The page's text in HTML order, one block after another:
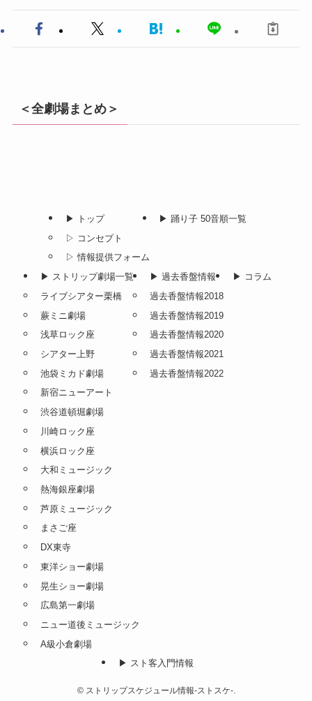
＜全劇場まとめ＞
▶︎ トップ
▷ コンセプト
▷ 情報提供フォーム
▶︎ 踊り子 50音順一覧
▶︎ ストリップ劇場一覧
ライブシアター栗橋
蕨ミニ劇場
浅草ロック座
シアター上野
池袋ミカド劇場
新宿ニューアート
渋谷道頓堀劇場
川崎ロック座
横浜ロック座
大和ミュージック
熱海銀座劇場
芦原ミュージック
まさご座
DX東寺
東洋ショー劇場
晃生ショー劇場
広島第一劇場
ニュー道後ミュージック
A級小倉劇場
▶︎ 過去香盤情報
過去香盤情報2018
過去香盤情報2019
過去香盤情報2020
過去香盤情報2021
過去香盤情報2022
▶︎ コラム
▶︎ スト客入門情報
©ストリップスケジュール情報-ストスケ-.